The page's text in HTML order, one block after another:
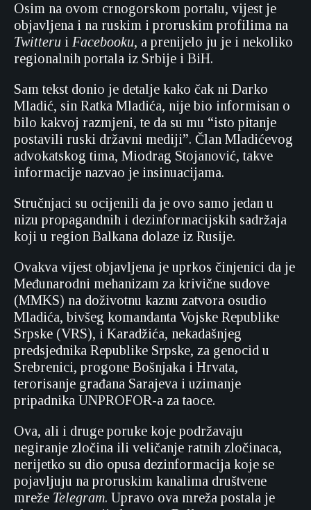
Osim na ovom crnogorskom portalu, vijest je
objavljena i na ruskim i proruskim profilima na
Twitteru i Facebooku, a prenijelo ju je i nekoliko
regionalnih portala iz Srbije i BiH.
Sam tekst donio je detalje kako čak ni Darko
Mladić, sin Ratka Mladića, nije bio informisan o
bilo kakvoj razmjeni, te da su mu “isto pitanje
postavili ruski državni mediji”. Član Mladićevog
advokatskog tima, Miodrag Stojanović, takve
informacije nazvao je insinuacijama.
Stručnjaci su ocijenili da je ovo samo jedan u
nizu propagandnih i dezinformacijskih sadržaja
koji u region Balkana dolaze iz Rusije.
Ovakva vijest objavljena je uprkos činjenici da je
Međunarodni mehanizam za krivične sudove
(MMKS) na doživotnu kaznu zatvora osudio
Mladića, bivšeg komandanta Vojske Republike
Srpske (VRS), i Karadžića, nekadašnjeg
predsjednika Republike Srpske, za genocid u
Srebrenici, progone Bošnjaka i Hrvata,
terorisanje građana Sarajeva i uzimanje
pripadnika UNPROFOR-a za taoce.
Ova, ali i druge poruke koje podržavaju
negiranje zločina ili veličanje ratnih zločinaca,
nerijetko su dio opusa dezinformacija koje se
pojavljuju na proruskim kanalima društvene
mreže Telegram. Upravo ova mreža postala je